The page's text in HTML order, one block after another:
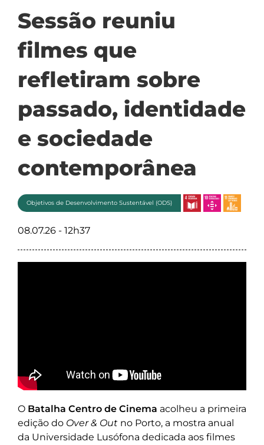
Sessão reuniu
filmes que
refletiram sobre
passado, identidade
e sociedade
contemporânea
Objetivos de Desenvolvimento Sustentável (ODS)
08.07.26 - 12h37
O Batalha Centro de Cinema acolheu a primeira
edição do Over & Out no Porto, a mostra anual
da Universidade Lusófona dedicada aos filmes